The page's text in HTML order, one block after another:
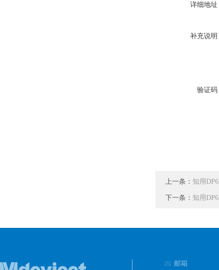
详细地址
补充说明
验证码
上一条： 知用
下一条： 知用
邮箱